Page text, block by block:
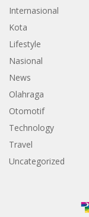
Internasional
Kota
Lifestyle
Nasional
News
Olahraga
Otomotif
Technology
Travel
Uncategorized